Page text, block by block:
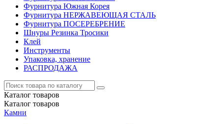
Фурнитура Южная Корея
Фурнитура НЕРЖАВЕЮЩАЯ СТАЛЬ
Фурнитура ПОСЕРЕБРЕНИЕ
Шнуры Резинка Тросики
Клей
Инструменты
Упаковка, хранение
РАСПРОДАЖА
Каталог товаров
Каталог товаров
Камни